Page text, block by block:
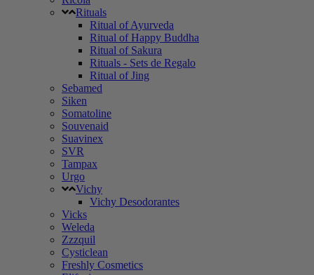
Rituals
Ritual of Ayurveda
Ritual of Happy Buddha
Ritual of Sakura
Rituals - Sets de Regalo
Ritual of Jing
Sebamed
Siken
Somatoline
Souvenaid
Suavinex
SVR
Tampax
Urgo
Vichy
Vichy Desodorantes
Vicks
Weleda
Zzzquil
Cysticlean
Freshly Cosmetics